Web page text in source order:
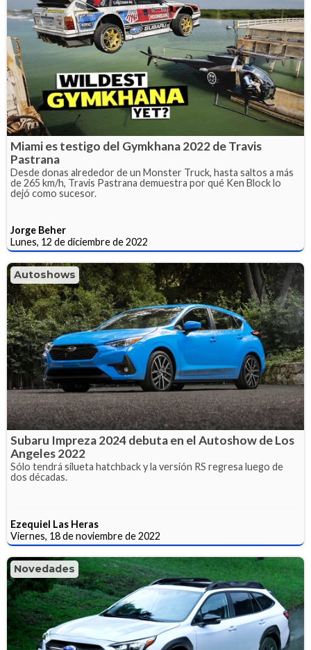
Miami es testigo del Gymkhana 2022 de Travis
Pastrana
Desde donas alrededor de un Monster Truck, hasta saltos a más
de 265 km/h, Travis Pastrana demuestra por qué Ken Block lo
dejó como sucesor.
Jorge Beher
Lunes, 12 de diciembre de 2022
Autoshows
Subaru Impreza 2024 debuta en el Autoshow de Los
Angeles 2022
Sólo tendrá silueta hatchback y la versión RS regresa luego de
dos décadas.
Ezequiel Las Heras
Viernes, 18 de noviembre de 2022
Novedades